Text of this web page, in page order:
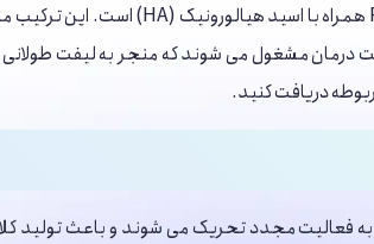
درمان مشغول می‌ شوند که منجر به لیفت
دریافت کنید.
فعالیت مجدد تحریک می ‌شوند و باعث تولید